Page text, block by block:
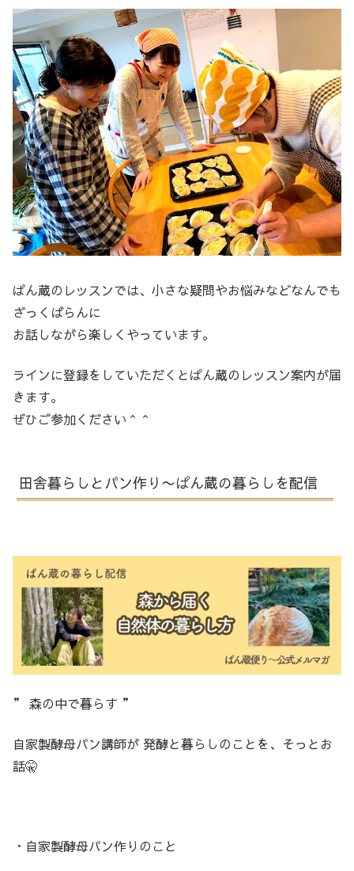
ぱん蔵のレッスンでは、小さな疑問やお悩みなどなんでも
ざっくばらんに
お話しながら楽しくやっています。
ラインに登録をしていただくとぱん蔵のレッスン案内が届
きます。
ぜひご参加ください＾＾
田舎暮らしとパン作り〜ぱん蔵の暮らしを配信
” 森の中で暮らす ”
自家製酵母パン講師が 発酵と暮らしのことを、そっとお
話🤫
・自家製酵母パン作りのこと